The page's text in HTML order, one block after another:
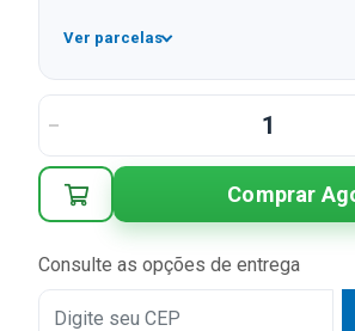
Ver parcelas
1x
Comprar
Consulte as opções de entrega